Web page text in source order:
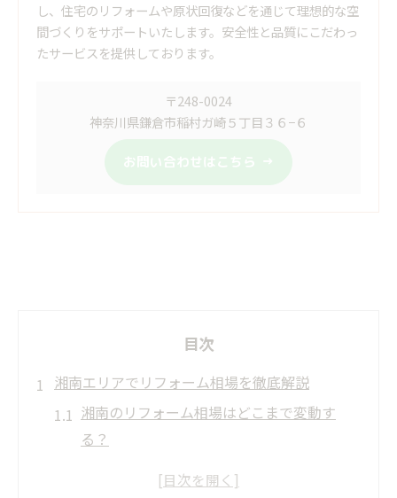
し、住宅のリフォームや原状回復などを通じて理想的な空
間づくりをサポートいたします。安全性と品質にこだわっ
たサービスを提供しております。
〒248-0024
神奈川県鎌倉市稲村ガ崎５丁目３６−６
お問い合わせはこちら
目次
湘南エリアでリフォーム相場を徹底解説
湘南のリフォーム相場はどこまで変動す
る？
リフォーム費用の目安と湘南特有の注意点